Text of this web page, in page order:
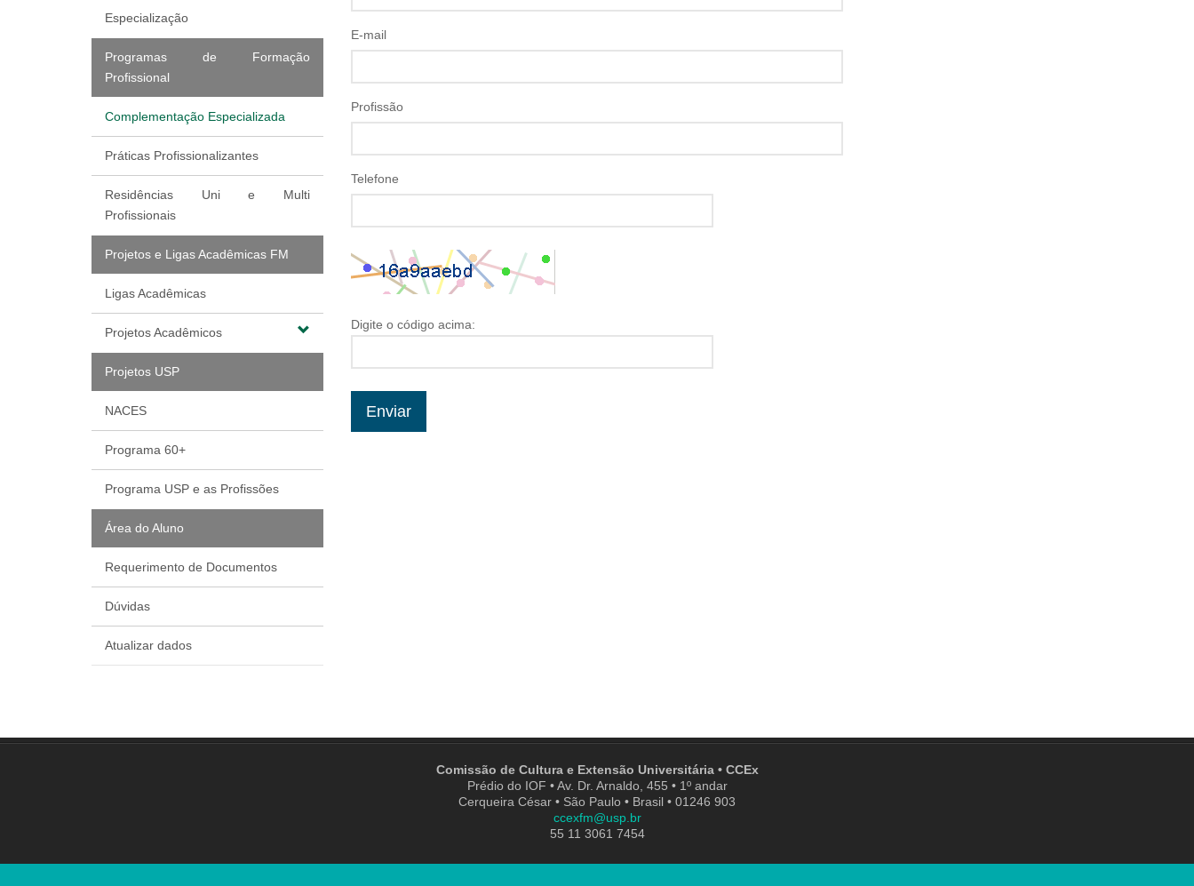
Especialização
Programas de Formação
Profissional
Complementação Especializada
Práticas Profissionalizantes
Residências Uni e Multi
Profissionais
Projetos e Ligas Acadêmicas FM
Ligas Acadêmicas
Projetos Acadêmicos
Projetos USP
NACES
Programa 60+
Programa USP e as Profissões
Área do Aluno
Requerimento de Documentos
Dúvidas
Atualizar dados
E-mail
Profissão
Telefone
Digite o código acima:
Comissão de Cultura e Extensão Universitária • CCEx
Prédio do IOF • Av. Dr. Arnaldo, 455 • 1º andar
Cerqueira César • São Paulo • Brasil • 01246 903
ccexfm@usp.br
55 11 3061 7454